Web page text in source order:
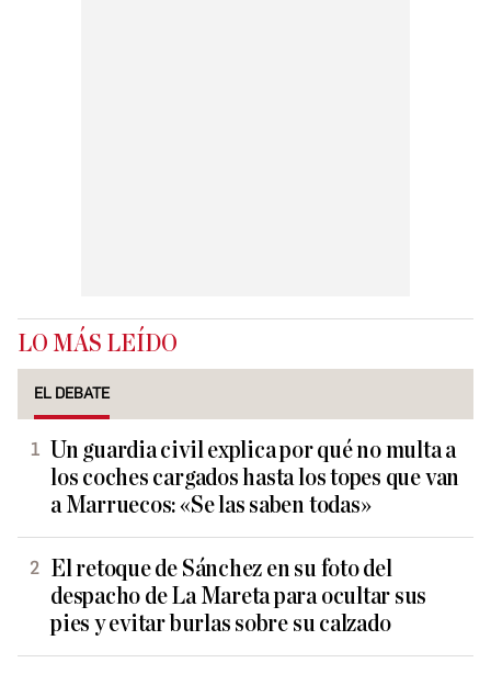
LO MÁS LEÍDO
EL DEBATE
Un guardia civil explica por qué no multa a
los coches cargados hasta los topes que van
a Marruecos: «Se las saben todas»
El retoque de Sánchez en su foto del
despacho de La Mareta para ocultar sus
pies y evitar burlas sobre su calzado